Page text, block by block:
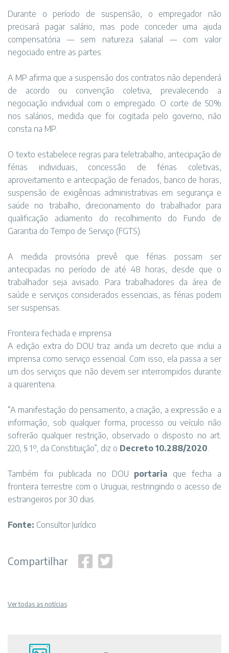
Durante o período de suspensão, o empregador não
precisará pagar salário, mas pode conceder uma ajuda
compensatória — sem natureza salarial — com valor
negociado entre as partes.
A MP afirma que a suspensão dos contratos não dependerá
de acordo ou convenção coletiva, prevalecendo a
negociação individual com o empregado. O corte de 50%
nos salários, medida que foi cogitada pelo governo, não
consta na MP.
O texto estabelece regras para teletrabalho, antecipação de
férias individuais, concessão de férias coletivas,
aproveitamento e antecipação de feriados, banco de horas,
suspensão de exigências administrativas em segurança e
saúde no trabalho, direcionamento do trabalhador para
qualificação adiamento do recolhimento do Fundo de
Garantia do Tempo de Serviço (FGTS).
A medida provisória prevê que férias possam ser
antecipadas no período de até 48 horas, desde que o
trabalhador seja avisado. Para trabalhadores da área de
saúde e serviços considerados essenciais, as férias podem
ser suspensas.
Fronteira fechada e imprensa
A edição extra do DOU traz ainda um decreto que inclui a
imprensa como serviço essencial. Com isso, ela passa a ser
um dos serviços que não devem ser interrompidos durante
a quarentena.
“A manifestação do pensamento, a criação, a expressão e a
informação, sob qualquer forma, processo ou veículo não
sofrerão qualquer restrição, observado o disposto no art.
220, § 1º, da Constituição”, diz o Decreto 10.288/2020.
Também foi publicada no DOU portaria que fecha a
fronteira terrestre com o Uruguai, restringindo o acesso de
estrangeiros por 30 dias.
Fonte: Consultor Jurídico
Compartilhar
Ver todas as notícias